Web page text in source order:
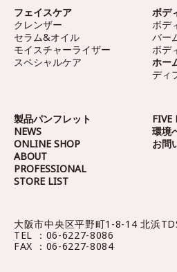
フェイスケア
クレンザー
セラム&オイル
モイスチャーライザー
スペシャルケア
ボデ
ボデ
バー
ボデ
ホー
ディ
製品パンフレット
NEWS
ONLINE SHOP
ABOUT
PROFESSIONAL
STORE LIST
FIVE
環境
お問
大阪市中央区平野町1-8-14 北浜
TEL ：06-6227-8086
FAX ：06-6227-8084